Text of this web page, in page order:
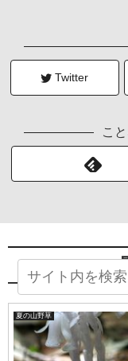
Twitter
こ
夏の山野草